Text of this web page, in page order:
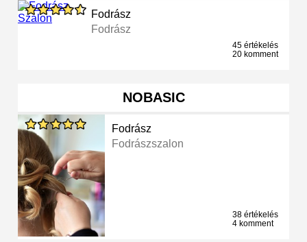
Fodrász
Fodrász
45 értékelés
20 komment
NOBASIC
Fodrász
Fodrászszalon
38 értékelés
4 komment